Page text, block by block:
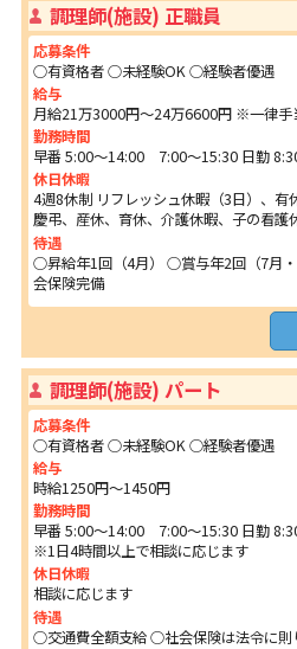
調理師(施設) 正職員
応募条件
○有資格者 ○未経験OK ○経験者優遇
給与
月給21万3000円～24万6600円 ※一律手
勤務時間
早番 5:00～14:00 7:00～15:30 日勤
休日休暇
4週8休制 リフレッシュ休暇（3日）、有
慶弔、産休、育休、介護休暇、子の看護
待遇
○昇給年1回（4月） ○賞与年2回（7月
会保険完備
調理師(施設) パート
応募条件
○有資格者 ○未経験OK ○経験者優遇
給与
時給1250円～1450円
勤務時間
早番 5:00～14:00 7:00～15:30 日勤
※1日4時間以上で相談に応じます
休日休暇
相談に応じます
待遇
○交通費全額支給 ○社会保険は法令に則